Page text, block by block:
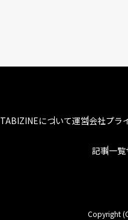
TABIZINEについて運営会社プラ
記事一覧
Copyright